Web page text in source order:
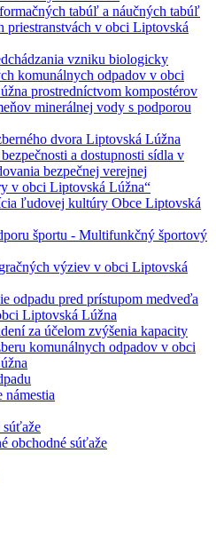
tabúľ a náučných tabúľ
priestranstvách v obci Liptovská
vzniku biologicky
komunálnych odpadov v obci
prostredníctvom kompostérov
minerálnej vody s podporou
dvora Liptovská Lúžna
a dostupnosti sídla v
bezpečnej verejnej
v obci Liptovská Lúžna“
ľudovej kultúry Obce Liptovská
športu - Multifunkčný športový
výziev v obci Liptovská
odpadu pred prístupom medveďa
Liptovská Lúžna
za účelom zvýšenia kapacity
komunálnych odpadov v obci
súťaže
obchodné súťaže